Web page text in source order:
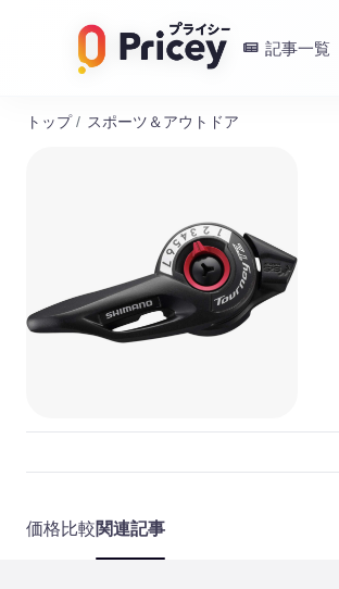
記事一覧
トップ / スポーツ＆アウトドア
価格比較関連記事